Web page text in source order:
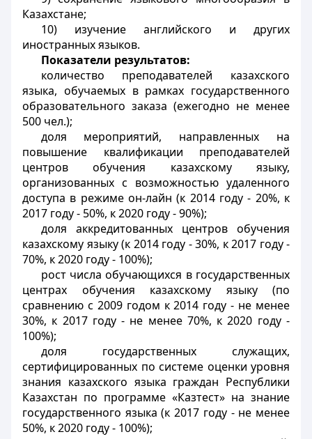
Казахстане;
10) изучение английского и других
иностранных языков.
Показатели результатов:
количество преподавателей казахского
языка, обучаемых в рамках государственного
образовательного заказа (ежегодно не менее
500 чел.);
доля мероприятий, направленных на
повышение квалификации преподавателей
центров обучения казахскому языку,
организованных с возможностью удаленного
доступа в режиме он-лайн (к 2014 году - 20%, к
2017 году - 50%, к 2020 году - 90%);
доля аккредитованных центров обучения
казахскому языку (к 2014 году - 30%, к 2017 году -
70%, к 2020 году - 100%);
рост числа обучающихся в государственных
центрах обучения казахскому языку (по
сравнению с 2009 годом к 2014 году - не менее
30%, к 2017 году - не менее 70%, к 2020 году -
100%);
доля государственных служащих,
сертифицированных по системе оценки уровня
знания казахского языка граждан Республики
Казахстан по программе «Казтест» на знание
государственного языка (к 2017 году - не менее
50%, к 2020 году - 100%);